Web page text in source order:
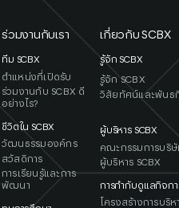
ร่วมงานกับเรา
ทีม SCBX
ตำแหน่งที่เปิดรับ
ร่วมงานกับ SCBX ดี
อย่างไร?
ชีวิตใน SCBX
วัฒนธรรมองค์กร
สวัสดิการ
การเรียนรู้และการ
พัฒนา
เกี่ยวกับ SCBX
รู้จัก SCBX
รู้จัก SCBX
วิสัยทัศน์และพันธ
ผู้บริหาร SCBX
คณะกรรมการบริษั
ผู้บริหาร SCBX
การกำกับดูแลกิจกา
โครงสร้างการบริห